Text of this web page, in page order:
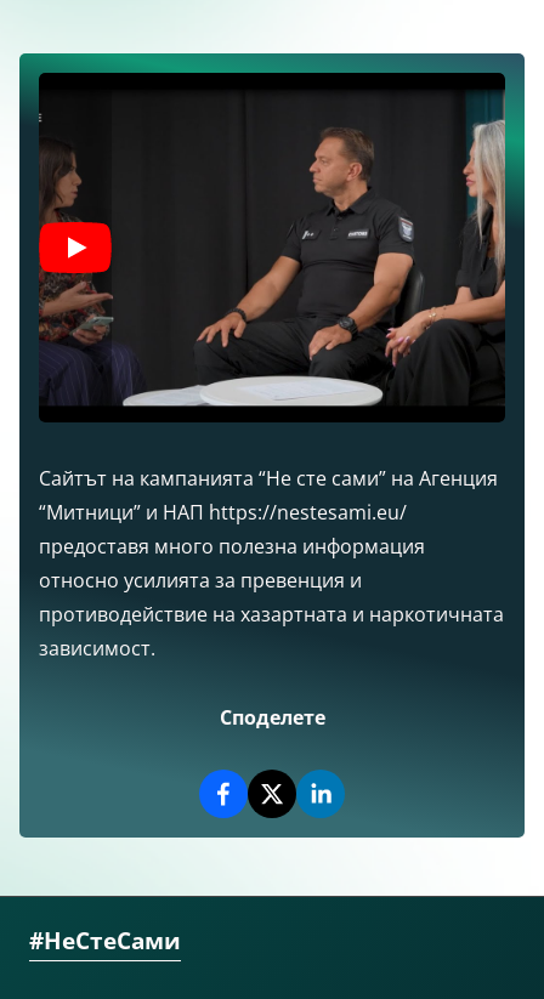
Сайтът на кампанията “Не сте сами” на Агенция
“Митници” и НАП https://nestesami.eu/
предоставя много полезна информация
относно усилията за превенция и
противодействие на хазартната и наркотичната
зависимост.
Споделете
#НеСтеСами